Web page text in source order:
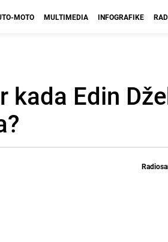
MOTO MULTIMEDIA INFOGRAFIKE
kada Edin